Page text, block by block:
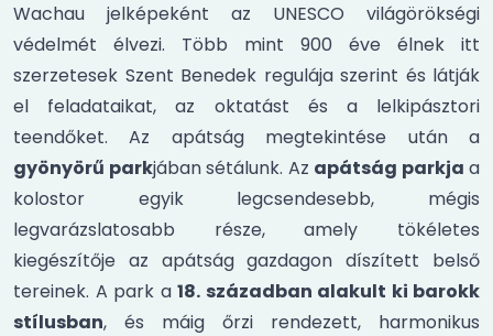
Wachau jelképeként az UNESCO világörökségi
védelmét élvezi. Több mint 900 éve élnek itt
szerzetesek Szent Benedek regulája szerint és látják
el feladataikat, az oktatást és a lelkipásztori
teendőket. Az apátság megtekintése után a
gyönyörű parkjában sétálunk. Az apátság parkja a
kolostor egyik legcsendesebb, mégis
legvarázslatosabb része, amely tökéletes
kiegészítője az apátság gazdagon díszített belső
tereinek. A park a 18. században alakult ki barokk
stílusban, és máig őrzi rendezett, harmonikus